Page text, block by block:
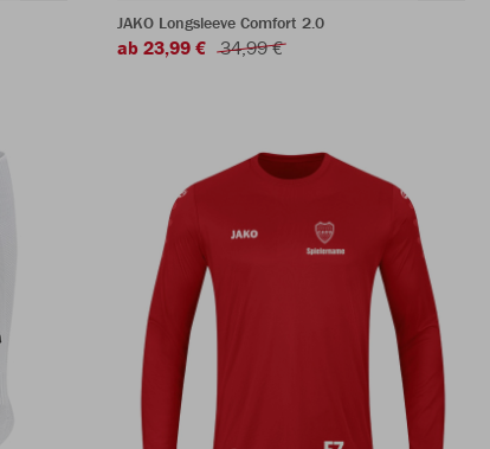
JAKO Longsleeve Comfort 2.0
ab 23,99 € 34,99 €